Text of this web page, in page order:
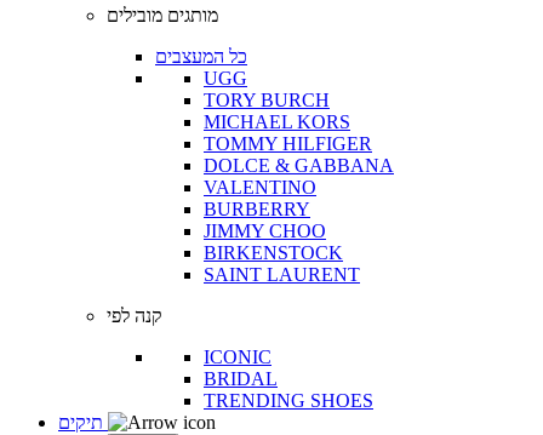
מותגים מובילים
כל המעצבים
UGG
TORY BURCH
MICHAEL KORS
TOMMY HILFIGER
DOLCE & GABBANA
VALENTINO
BURBERRY
JIMMY CHOO
BIRKENSTOCK
SAINT LAURENT
קנה לפי
ICONIC
BRIDAL
TRENDING SHOES